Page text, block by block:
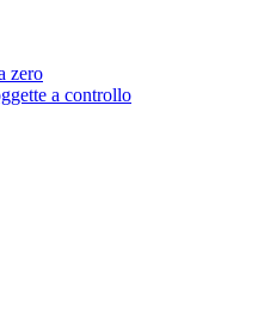
zero
a controllo